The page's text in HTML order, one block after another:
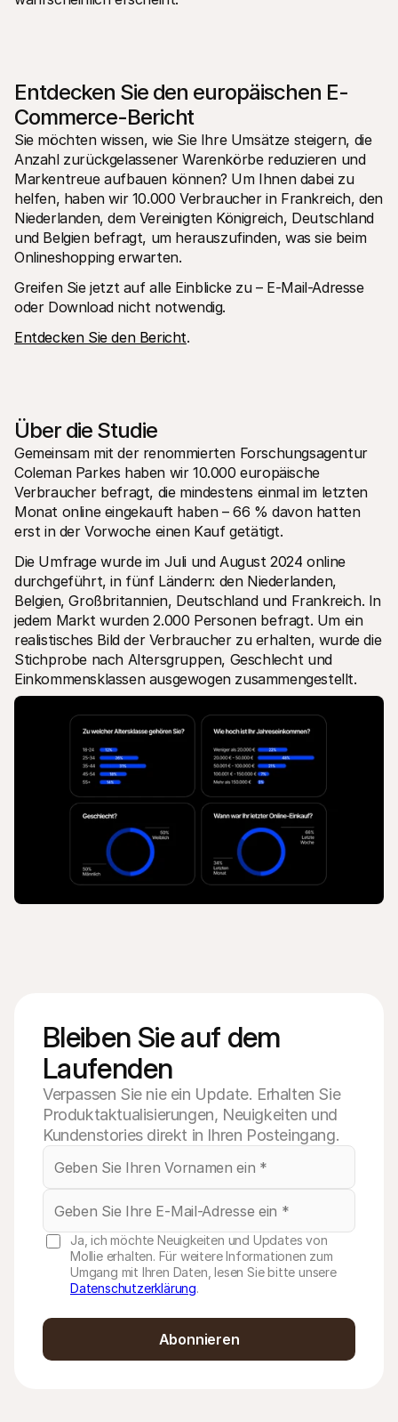
Entdecken Sie den europäischen E-
Commerce-Bericht
Sie möchten wissen, wie Sie Ihre Umsätze steigern, die
Anzahl zurückgelassener Warenkörbe reduzieren und
Markentreue aufbauen können? Um Ihnen dabei zu
helfen, haben wir 10.000 Verbraucher in Frankreich, den
Niederlanden, dem Vereinigten Königreich, Deutschland
und Belgien befragt, um herauszufinden, was sie beim
Onlineshopping erwarten.
Greifen Sie jetzt auf alle Einblicke zu – E-Mail-Adresse
oder Download nicht notwendig.
Entdecken Sie den Bericht.
Über die Studie
Gemeinsam mit der renommierten Forschungsagentur
Coleman Parkes haben wir 10.000 europäische
Verbraucher befragt, die mindestens einmal im letzten
Monat online eingekauft haben – 66 % davon hatten
erst in der Vorwoche einen Kauf getätigt.
Die Umfrage wurde im Juli und August 2024 online
durchgeführt, in fünf Ländern: den Niederlanden,
Belgien, Großbritannien, Deutschland und Frankreich. In
jedem Markt wurden 2.000 Personen befragt. Um ein
realistisches Bild der Verbraucher zu erhalten, wurde die
Stichprobe nach Altersgruppen, Geschlecht und
Einkommensklassen ausgewogen zusammengestellt.
Bleiben Sie auf dem
Laufenden
Verpassen Sie nie ein Update. Erhalten Sie
Produktaktualisierungen, Neuigkeiten und
Kundenstories direkt in Ihren Posteingang.
Ja, ich möchte Neuigkeiten und Updates von
Mollie erhalten. Für weitere Informationen zum
Umgang mit Ihren Daten, lesen Sie bitte unsere
Datenschutzerklärung.
Abonnieren